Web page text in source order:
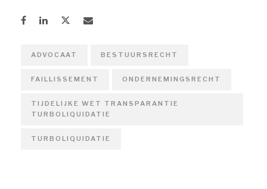
ADVOCAAT BESTUURSRECHT
FAILLISSEMENT ONDERNEMINGSRECHT
TIJDELIJKE WET TRANSPARANTIE
TURBOLIQUIDATIE
TURBOLIQUIDATIE